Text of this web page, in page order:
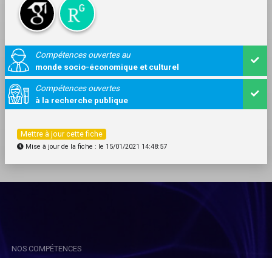
Compétences ouvertes au
monde socio-économique et culturel
Compétences ouvertes
à la recherche publique
Mettre à jour cette fiche
Mise à jour de la fiche : le 15/01/2021 14:48:57
NOS COMPÉTENCES